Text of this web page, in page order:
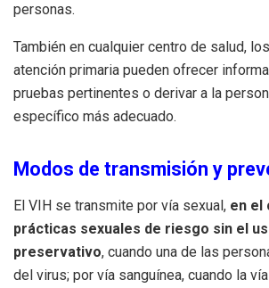
personas.
También en cualquier centro de salud,
atención primaria pueden ofrecer
pruebas pertinentes o derivar a la
específico más adecuado.
Modos de transmisión y
El VIH se transmite por vía sexual, en el
prácticas sexuales de riesgo sin el
preservativo, cuando una de las
del virus; por vía sanguínea, cuando la